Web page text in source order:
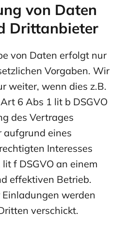
von Daten
Drittanbieter
von Daten erfolgt nur
Vorgaben. Wir
weiter, wenn dies z.B.
6 Abs 1 lit b DSGVO
des Vertrages
aufgrund eines
Interesses
f DSGVO an einem
effektiven Betrieb.
werden
verschickt.